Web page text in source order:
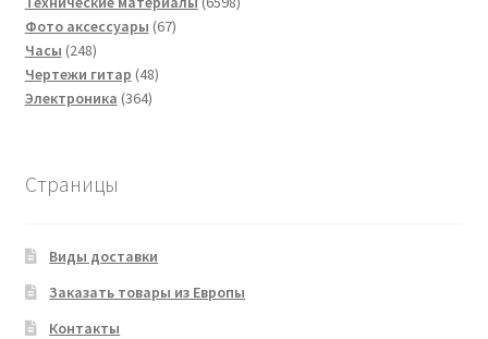
Фото аксессуары 6767
Часы 248248
товаров
Чертежи гитар 4848
Электроника 364364
Страницы
Виды доставки
Заказать товары из Европы
Контакты